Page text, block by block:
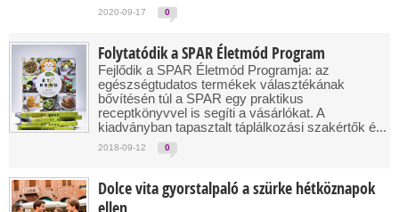
2020-09-17 0
Folytatódik a SPAR Életmód Program
Fejlődik a SPAR Életmód Programja: az
egészségtudatos termékek választékának
bővítésén túl a SPAR egy praktikus
receptkönyvvel is segíti a vásárlókat. A
kiadványban tapasztalt táplálkozási szakértők é...
2018-09-12 0
Dolce vita gyorstalpaló a szürke hétköznapok